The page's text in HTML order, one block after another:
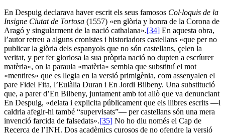
En Despuig declarava haver escrit els seus famosos Col·loquis de la
Insigne Ciutat de Tortosa (1557) «en glòria y honra de la Corona de
Aragó y singularment de la nació cathalana».[34] En aquesta obra,
l’autor retreu a alguns cronistes i historiadors castellans «que per no
publicar la glòria dels espanyols que no són castellans, çelen la
veritat, y per fer gloriosa la sua pròpria nació no dupten a escríurer
matèria», on la paraula «matèria» sembla que substituí el mot
«mentires» que es llegia en la versió primigènia, com assenyalen el
pare Fidel Fita, l’Eulàlia Duran i En Jordi Bilbeny. Una substitució
que, a parer d’En Bilbeny, juntament amb tot allò que va denunciant
En Despuig, «delata i explicita públicament que els llibres escrits —i
caldria afegir-hi també “supervisats”— per castellans són una mera
invenció farcida de falsedats».[35] No ho diu només el Cap de
Recerca de l’INH. Dos acadèmics curosos de no ofendre la versió